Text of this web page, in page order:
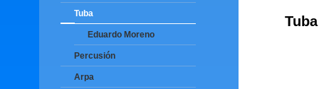
Tuba
Eduardo Moreno
Percusión
Arpa
Tuba